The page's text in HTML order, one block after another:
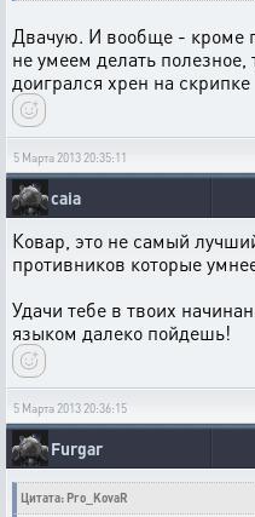
Двачую. И вообще - кроме
не умеем делать полезное,
доигрался хрен на скрипке
5 Марта 2013 20:35:11
caia
Ковар, это не самый
противников которые
Удачи тебе в твоих
языком далеко пойдешь!
5 Марта 2013 20:36:15
Furgar
Цитата: Pro_KovaR